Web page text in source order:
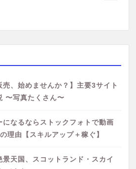
売、始めませんか？】主要3サイト
〜写真たくさん〜
になるならストックフォトで動画
理由【スキルアップ＋稼ぐ】
景天国、スコットランド・スカイ